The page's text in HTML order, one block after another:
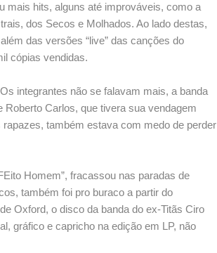
mais hits, alguns até improváveis, como a
dos Secos e Molhados. Ao lado destas,
das versões “live” das canções do
cópias vendidas.
integrantes não se falavam mais, a banda
Carlos, que tivera sua vendagem
também estava com medo de perder
Homem”, fracassou nas paradas de
também foi pro buraco a partir do
Oxford, o disco da banda do ex-Titãs Ciro
gráfico e capricho na edição em LP, não